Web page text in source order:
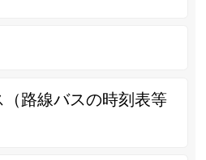
路線バスの時刻表等